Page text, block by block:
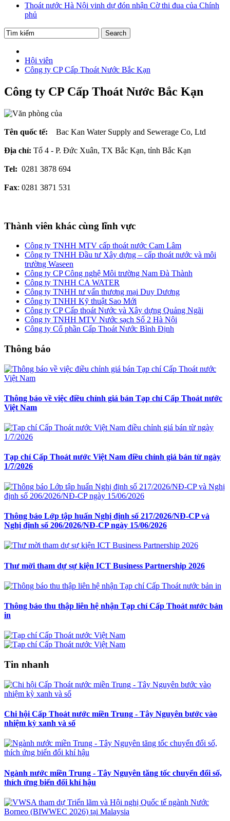
Thoát nước Hà Nội vinh dự đón nhận Cờ thi đua của Chính
phủ
Hội viên
Công ty CP Cấp Thoát Nước Bắc Kạn
Công ty CP Cấp Thoát Nước Bắc Kạn
Tên quốc tế: Bac Kan Water Supply and Sewerage Co, Ltd
Địa chỉ: Tổ 4 - P. Đức Xuân, TX Bắc Kạn, tỉnh Bắc Kạn
Tel: 0281 3878 694
Fax: 0281 3871 531
Thành viên khác cùng lĩnh vực
Công ty TNHH MTV cấp thoát nước Cam Lâm
Công ty TNHH Đầu tư Xây dựng – cấp thoát nước và môi
trường Waseen
Công ty CP Công nghệ Môi trường Nam Đà Thành
Công ty TNHH CA WATER
Công ty TNHH tư vấn thương mại Duy Dương
Công ty TNHH Kỹ thuật Sao Mới
Công ty CP Cấp thoát Nước và Xây dựng Quảng Ngãi
Công ty TNHH MTV Nước sạch Số 2 Hà Nội
Công ty Cổ phần Cấp Thoát Nước Bình Định
Thông báo
Thông báo về việc điều chỉnh giá bán Tạp chí Cấp Thoát nước
Việt Nam
Tạp chí Cấp Thoát nước Việt Nam điều chỉnh giá bán từ ngày
1/7/2026
Thông báo Lớp tập huấn Nghị định số 217/2026/NĐ-CP và
Nghị định số 206/2026/NĐ-CP ngày 15/06/2026
Thư mời tham dự sự kiện ICT Business Partnership 2026
Thông báo thu thập liên hệ nhận Tạp chí Cấp Thoát nước bản
in
Tin nhanh
Chi hội Cấp Thoát nước miền Trung - Tây Nguyên bước vào
nhiệm kỳ xanh và số
Ngành nước miền Trung - Tây Nguyên tăng tốc chuyển đổi số,
thích ứng biến đổi khí hậu